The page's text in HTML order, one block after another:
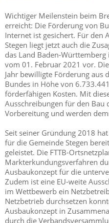
Wichtiger Meilenstein beim
erreicht: Die Förderung von
Internet ist gesichert. Für den
Stegen liegt jetzt auch die
das Land Baden-
vom 01. Februar 2021 vor.
Jahr bewilligte Förderung aus
Bundes in Höhe von
förderfähigen Kosten. Mit
Ausschreibungen für den Bau
Vorbereitung und werden
Seit seiner Gründung 2018
für die Gemeinde Stegen
geleistet. Die FTTB-
Markterkundungsverfahren
Ausbaukonzept für die
Zudem ist eine EU-weite
im Wettbewerb ein
Netzbetrieb durchsetzen
Ausbaukonzept in
durch die